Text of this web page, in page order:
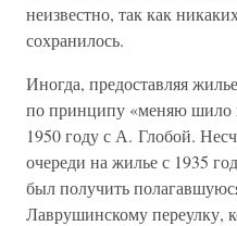
неизвестно, так как
сохранилось.
Иногда, предоставляя
по принципу «меняю шило
1950 году с А. Глобой.
очереди на жилье с 1935
был получить
Лаврушинскому переулку,